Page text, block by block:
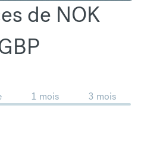
de NOK
1 mois 3 mois